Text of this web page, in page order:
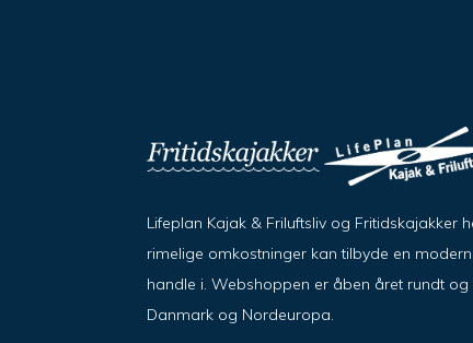
Lifeplan Kajak & Friluftsliv og Fritidskajakker
rimelige omkostninger kan tilbyde en
handle i. Webshoppen er åben året rundt
Danmark og Nordeuropa.